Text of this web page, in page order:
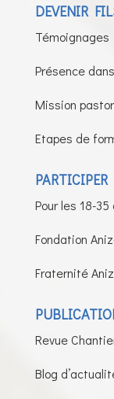
DEVENIR
Témoignages
Présence
Mission
Etapes de
PARTICIPER
Pour les 18-35
Fondation
Fraternité
Revue
Blog